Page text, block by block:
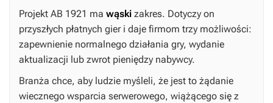
Projekt AB 1921 ma wąski zakres. Dotyczy on
przyszłych płatnych gier i daje firmom trzy możliwości:
zapewnienie normalnego działania gry, wydanie
aktualizacji lub zwrot pieniędzy nabywcy.
Branża chce, aby ludzie myśleli, że jest to żądanie
wiecznego wsparcia serwerowego, wiążącego się z